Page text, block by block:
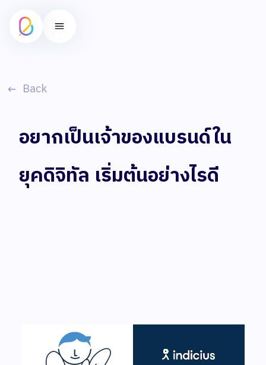
Back
อยากเป็นเจ้าของแบรนด์ใน
ยุคดิจิทัล เริ่มต้นอย่างไรดี